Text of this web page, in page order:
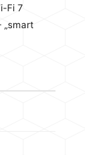
Fi 7
„smart